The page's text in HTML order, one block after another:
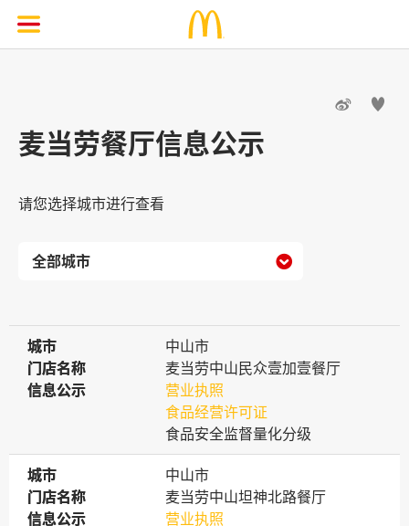
 
麦当劳餐厅信息公示
请您选择城市进行查看

城市
城市
中山市
门店名称
门店名称
麦当劳中山民众壹加壹餐厅
信息公示
信息公示
营业执照
食品经营许可证
食品安全监督量化分级
城市
城市
中山市
门店名称
门店名称
麦当劳中山坦神北路餐厅
信息公示
信息公示
营业执照